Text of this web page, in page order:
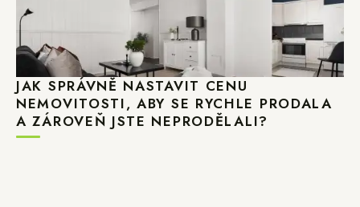
JAK SPRÁVNĚ NASTAVIT CENU
NEMOVITOSTI, ABY SE RYCHLE PRODALA
A ZÁROVEŇ JSTE NEPRODĚLALI?